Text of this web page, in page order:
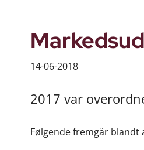
14-06-2018
2017 var
Følgende fremgår blandt